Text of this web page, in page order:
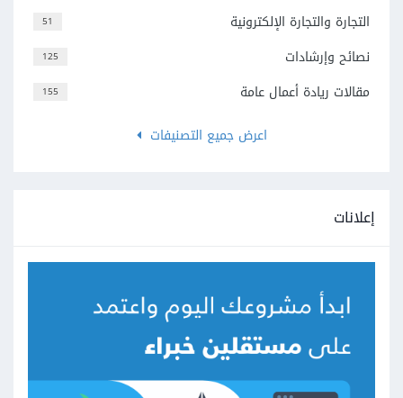
51 التجارة والتجارة الإلكترونية
125 نصائح وإرشادات
155
مقالات ريادة أعمال عامة
اعرض جميع التصنيفات
إعلانات